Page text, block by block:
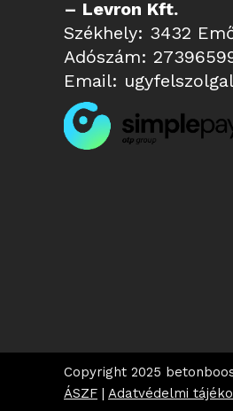
– Levron Kft.
Székhely: 3432
Adószám:
Email:
Copyright 2025
ÁSZF | Adatvédelmi